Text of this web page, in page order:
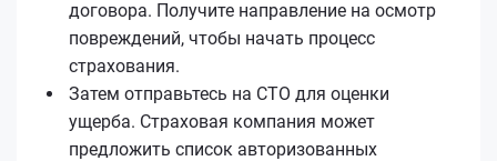
договора. Получите направление на осмотр
повреждений, чтобы начать процесс
страхования.
Затем отправьтесь на СТО для оценки
ущерба. Страховая компания может
предложить список авторизованных